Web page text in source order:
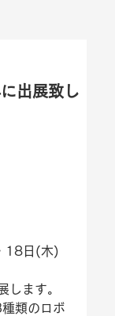
出展致し
18日(木)
ます。
類のロボ